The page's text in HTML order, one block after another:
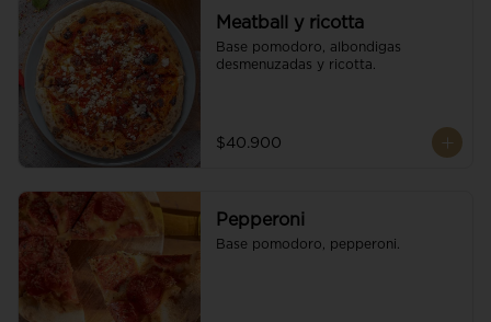
Meatball y ricotta
Base pomodoro, albondigas
desmenuzadas y ricotta.
$40.900
Pepperoni
Base pomodoro, pepperoni.